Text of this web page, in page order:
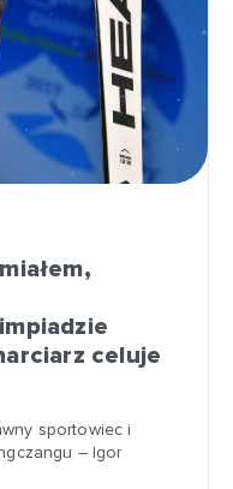
celuje
sportowiec i
– Igor